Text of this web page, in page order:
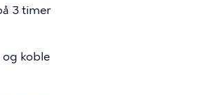
3 timer
og koble